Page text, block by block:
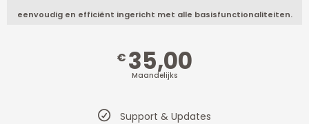
eenvoudig en efficiënt ingericht met alle basisfunctionaliteiten.
€ 35,00
Maandelijks
Support & Updates